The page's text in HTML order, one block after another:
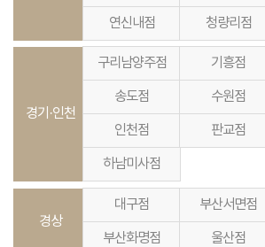
연신내점 청량리점
경기·인천
구리남양주점 기흥점
송도점 수원점
인천점 판교점
하남미사점
경상
대구점 부산서면점
부산화명점 울산점